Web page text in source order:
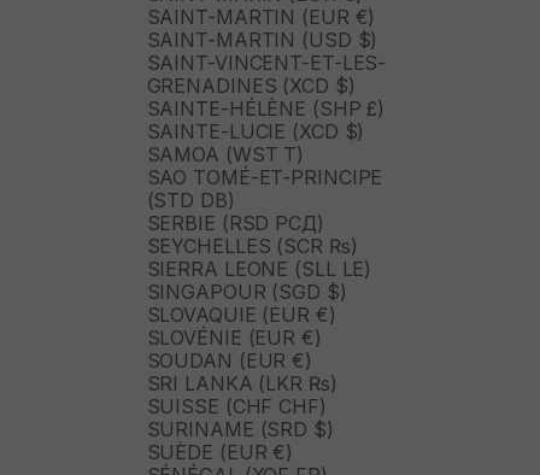
SAINT-MARTIN (EUR €)
SAINT-MARTIN (USD $)
SAINT-VINCENT-ET-LES-
GRENADINES (XCD $)
SAINTE-HÉLÈNE (SHP £)
SAINTE-LUCIE (XCD $)
SAMOA (WST T)
SAO TOMÉ-ET-PRINCIPE
(STD DB)
SERBIE (RSD РСД)
SEYCHELLES (SCR ₨)
SIERRA LEONE (SLL LE)
SINGAPOUR (SGD $)
SLOVAQUIE (EUR €)
SLOVÉNIE (EUR €)
SOUDAN (EUR €)
SRI LANKA (LKR ₨)
SUISSE (CHF CHF)
SURINAME (SRD $)
SUÈDE (EUR €)